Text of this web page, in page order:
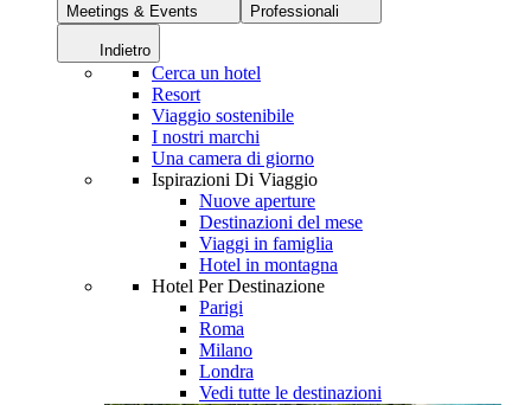
Meetings & Events Professionali
Indietro
Cerca un hotel
Resort
Viaggio sostenibile
I nostri marchi
Una camera di giorno
Ispirazioni Di Viaggio
Nuove aperture
Destinazioni del mese
Viaggi in famiglia
Hotel in montagna
Hotel Per Destinazione
Parigi
Roma
Milano
Londra
Vedi tutte le destinazioni